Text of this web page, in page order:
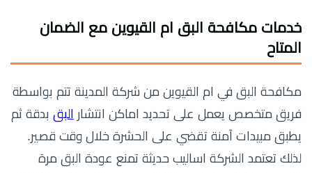
خدمات مكافحة البق ام القيوين مع الضمان
المتاح
مكافحة البق في ام القيوين من شركة المدينة تتم بواسطة
فريق متخصص يعمل على تحديد اماكن انتشار البق بدقة ثم
يطبق مبيدات آمنة تقضي على الحشرة خلال وقت قصير.
لذلك تعتمد الشركة اساليب حديثة تمنع عودة البق مرة